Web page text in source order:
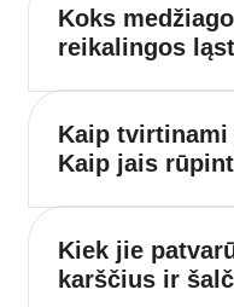
Koks
reikalingos
Kaip
Kaip jais
Kiek jie
karščius ir